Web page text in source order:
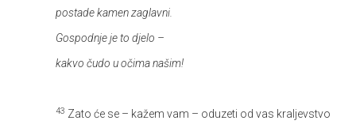
postade kamen zaglavni.
Gospodnje je to djelo –
kakvo čudo u očima našim!
43 Zato će se – kažem vam – oduzeti od vas kraljevstvo